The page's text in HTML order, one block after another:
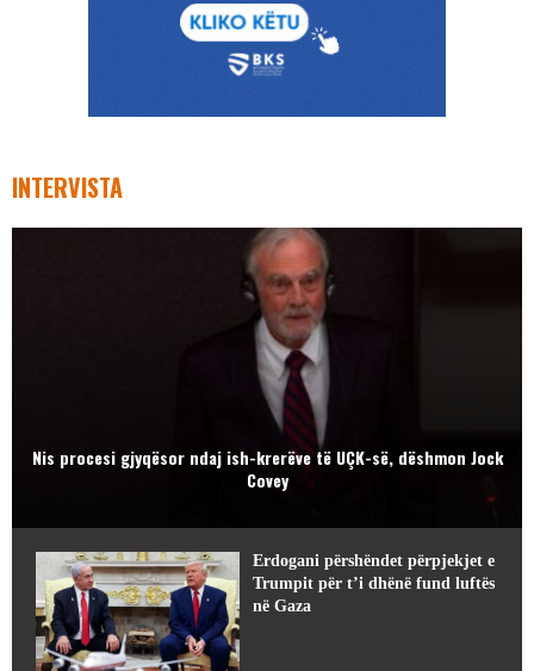
INTERVISTA
Nis procesi gjyqësor ndaj ish-krerëve të UÇK-së, dëshmon Jock
Covey
Erdogani përshëndet përpjekjet e
Trumpit për t’i dhënë fund luftës
në Gaza